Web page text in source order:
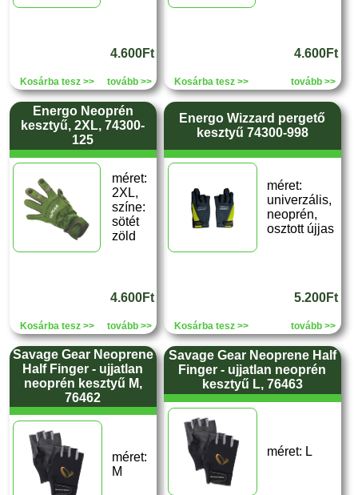
4.600Ft
Kosárba tesz >> tovább >>
4.600Ft
Kosárba tesz >> tovább >>
Energo Neoprén
kesztyű, 2XL, 74300-
125
méret:
2XL,
színe:
sötét
zöld
4.600Ft
Kosárba tesz >> tovább >>
Energo Wizzard pergető
kesztyű 74300-998
méret:
univerzális,
neoprén,
osztott újjas
5.200Ft
Kosárba tesz >> tovább >>
Savage Gear Neoprene
Half Finger - ujjatlan
neoprén kesztyű M,
76462
méret:
M
Savage Gear Neoprene Half
Finger - ujjatlan neoprén
kesztyű L, 76463
méret: L